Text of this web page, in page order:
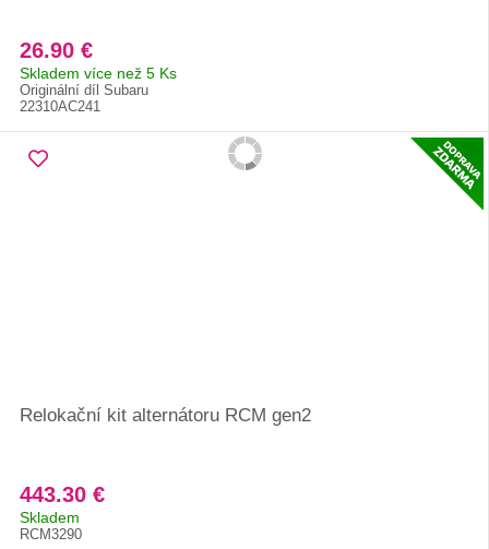
26.90 €
Skladem více než 5 Ks
Originální díl Subaru
22310AC241
Relokační kit alternátoru RCM gen2
443.30 €
Skladem
RCM3290